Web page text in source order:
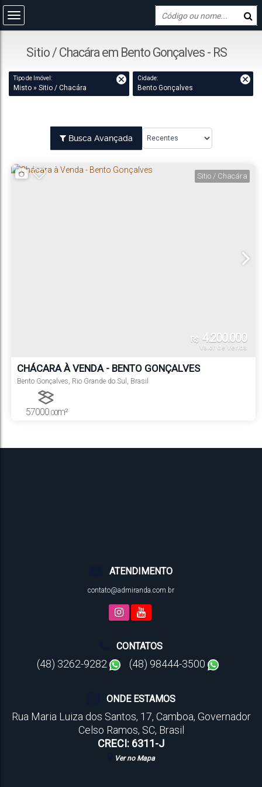
Sitio / Chacára em Bento Gonçalves - RS
Tipo de Imóvel:
Misto » Sitio / Chacára
Cidade:
Bento Gonçalves
Busca Avançada
Sitio / Chacára
R$ 4.200.000
Valor de Venda
CHÁCARA À VENDA - BENTO GONÇALVES
Bento Gonçalves, Rio Grande do Sul , Brasil
57000.00m²
ATENDIMENTO
contato@admiranda.com.br
CONTATOS
(48) 3262-9282 (48) 98444-3500
ONDE ESTAMOS
Rua Maria Luiza dos Santos, 17, Camboa, Governador
Celso Ramos, SC, Brasil
CRECI: 6311-J
Ver no Mapa